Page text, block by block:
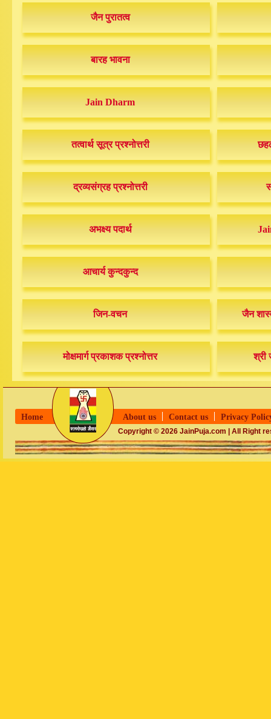
जैन पुरातत्व
बारह भावना
Jain Dharm
तत्वार्थ सूत्र प्रश्नोत्तरी
द्रव्यसंग्रह प्रश्नोत्तरी
अभक्ष्य पदार्थ
आचार्य कुन्दकुन्द
जिन-वचन जैन
मोक्षमार्ग प्रकाशक प्रश्नोत्तर श्री
Home About us Contact us Privacy
Copyright © 2026 JainPuja.com | All Right